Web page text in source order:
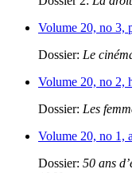
Volume 20, no 3,
Dossier: Le
Volume 20, no 2,
Dossier: Les
Volume 20, no 1,
Dossier: 50 ans